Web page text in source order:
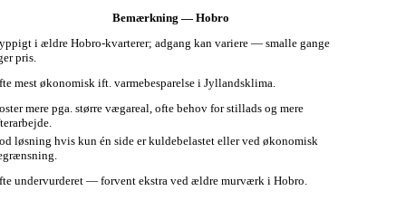
Bemærkning — Hobro
i ældre Hobro-kvarterer; adgang kan variere — smalle gange
pris.
mest økonomisk ift. varmebesparelse i Jyllandsklima.
mere pga. større vægareal, ofte behov for stillads og mere
løsning hvis kun én side er kuldebelastet eller ved økonomisk
undervurderet — forvent ekstra ved ældre murværk i Hobro.